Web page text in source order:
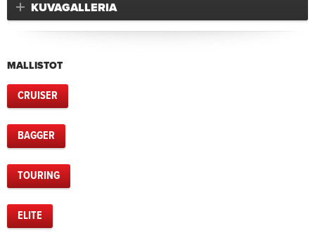
KUVAGALLERIA
MALLISTOT
CRUISER
BAGGER
TOURING
ELITE